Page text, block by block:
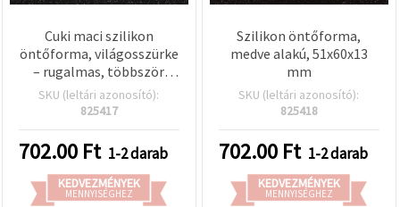
Cuki maci szilikon
öntőforma, világosszürke
– rugalmas, többször
használható,
tapadásmentes; epoxi/UV
gyantához, gyurmához és
gipszhez; 3D kawaii maci
dizájn poháralátét-,
kulcstartó- és DIY
kézműves projektekhez
SKU (leltári azonosító):
825417
702.00 Ft 1-2 darab
KEDVEZMÉNYEK
MENNYISÉGHEZ
Szilikon öntőforma,
medve alakú, 51x60x13
mm
SKU (leltári azonosító):
825418
702.00 Ft 1-2 darab
KEDVEZMÉNYEK
MENNYISÉGHEZ